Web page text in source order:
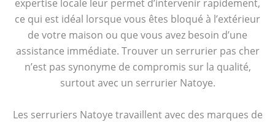
expertise locale leur permet d’intervenir rapidement,
ce qui est idéal lorsque vous êtes bloqué à l’extérieur
de votre maison ou que vous avez besoin d’une
assistance immédiate. Trouver un serrurier pas cher
n’est pas synonyme de compromis sur la qualité,
surtout avec un serrurier Natoye.
Les serruriers Natoye travaillent avec des marques de